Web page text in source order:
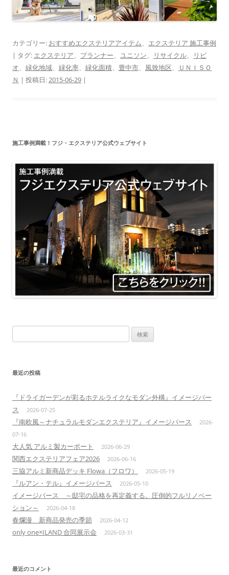
カテゴリー: おすすめエクステリアアイテム、 エクステリア 施工事例
| タグ: エクステリア、 プランナー、 ユニソン、 リサイクル、
リビ
オ、 緑化地域、 緑化率、 緑化面積、 豊中市、 風致地区、
ＵＮＩＳＯ
Ｎ | 投稿日:2015-06-29 |
施工事例満載！フジ・エクステリア公式ウェブサイト
索:
最近の投稿
『ドライガーデンが彩るホテルライクなモダン外構』イメージパー
ス
2026-07-25
『南欧風～ナチュラルモダンエクステリア』イメージパース
2026-
07-16
大人気 アルミ製カーポート 2026-06-29
関西エクステリアフェア2026 2026-06-16
三協アルミ新商品デッキ Flowa（フロワ） 2026-05-19
『ルアン・テル』イメージパース 2026-05-10
イメージパース ～邸宅の品格を再定義する。圧倒的フルリノベー
ション～
2026-04-18
春爛漫 新商品発売の季節 2026-04-12
only one×ILAND 合同展示会 2026-03-31
最近のコメント